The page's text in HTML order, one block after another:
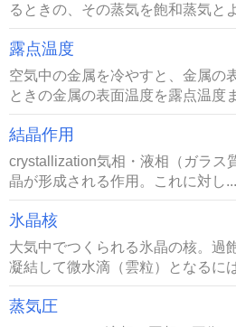
るときの、その蒸気を飽和蒸気と
露点温度
空気中の金属を冷やすと、金属の
ときの金属の表面温度を露点温度
結晶作用
crystallization気相・液相（ガラス
晶が形成される作用。これに対し...
氷晶核
大気中でつくられる氷晶の核。過
凝結して微水滴（雲粒）となるに
蒸気圧